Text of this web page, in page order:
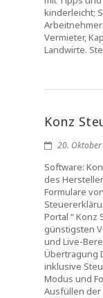
kinderleicht;
Vermieter,
Landwirte.
Konz
20.
Software:
des
Formulare
Portal “ Konz
günstigsten
und Live-
Übertragung
inklusive
Modus und
Ausfüllen der